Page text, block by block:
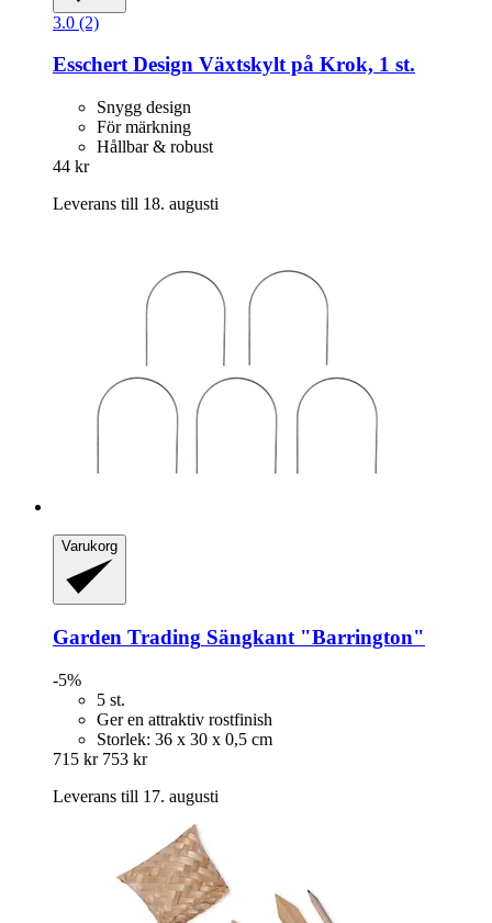
3.0 (2)
Esschert Design Växtskylt på Krok, 1 st.
Snygg design
För märkning
Hållbar & robust
44 kr
Leverans till 18. augusti
Varukorg
Garden Trading Sängkant "Barrington"
-5%
5 st.
Ger en attraktiv rostfinish
Storlek: 36 x 30 x 0,5 cm
715 kr 753 kr
Leverans till 17. augusti